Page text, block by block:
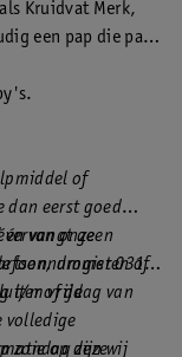
Kruidvat Merk,
een pap die past
of
dan eerst goed
geen
drogisten of
of de
volledige
op deze
van onze
0318
t/m vrijdag van
zondag zijn wij